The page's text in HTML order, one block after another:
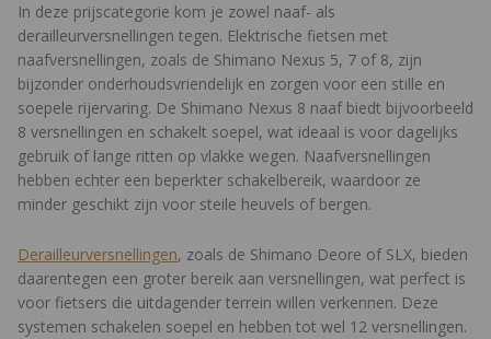
In deze prijscategorie kom je zowel naaf- als
derailleurversnellingen tegen. Elektrische fietsen met
naafversnellingen, zoals de Shimano Nexus 5, 7 of 8, zijn
bijzonder onderhoudsvriendelijk en zorgen voor een stille en
soepele rijervaring. De Shimano Nexus 8 naaf biedt bijvoorbeeld
8 versnellingen en schakelt soepel, wat ideaal is voor dagelijks
gebruik of lange ritten op vlakke wegen. Naafversnellingen
hebben echter een beperkter schakelbereik, waardoor ze
minder geschikt zijn voor steile heuvels of bergen.
Derailleurversnellingen, zoals de Shimano Deore of SLX, bieden
daarentegen een groter bereik aan versnellingen, wat perfect is
voor fietsers die uitdagender terrein willen verkennen. Deze
systemen schakelen soepel en hebben tot wel 12 versnellingen.